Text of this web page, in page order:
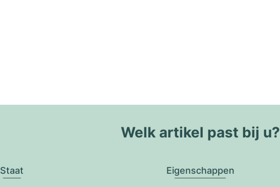
Welk artikel past bij u?
Staat Eigenschappen